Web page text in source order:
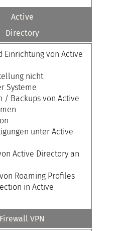
Active
Directory
Einrichtung von Active
nicht
Systeme
/ Backups von Active
unter Active
Active Directory an
Roaming Profiles
in Active
Firewall VPN